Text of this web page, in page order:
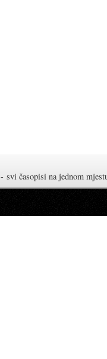
- svi časopisi na jednom